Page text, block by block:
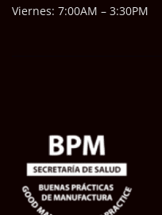
Viernes: 7:00AM – 3:30PM